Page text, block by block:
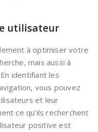
utilisateur
à optimiser votre
mais aussi à
identifiant les
vous pouvez
et leur
ce qu’ils recherchent
positive est